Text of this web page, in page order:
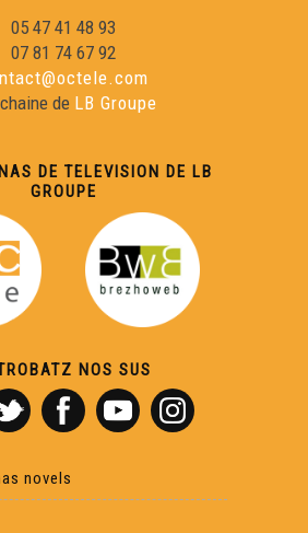
05 47 41 48 93
07 81 74 67 92
de LB Groupe
DE TELEVISION DE LB
GROUPE
NOS SUS
novels